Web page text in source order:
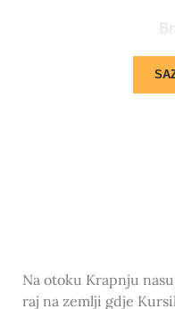
Na otoku Krapnju
raj na zemlji gdje